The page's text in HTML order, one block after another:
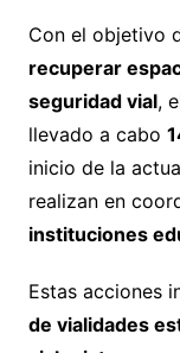
Con el objetivo
recuperar
seguridad vial,
llevado a cabo
inicio de la
realizan en
instituciones
Estas acciones
de vialidades